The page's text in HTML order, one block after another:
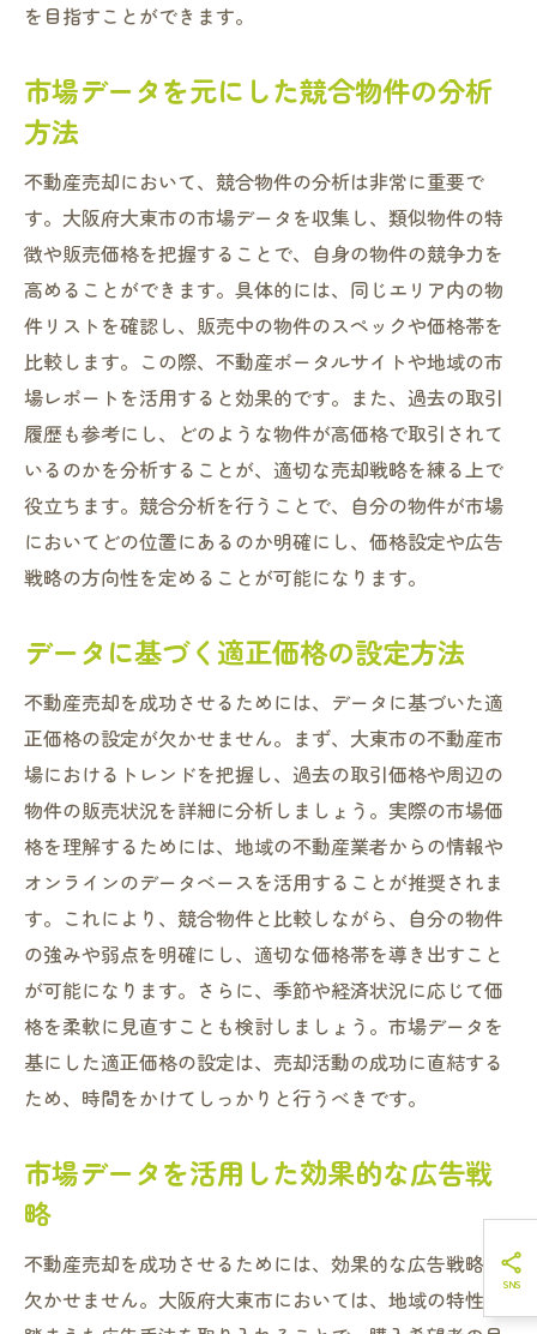
を目指すことができます。
市場データを元にした競合物件の分析
方法
不動産売却において、競合物件の分析は非常に重要で
す。大阪府大東市の市場データを収集し、類似物件の特
徴や販売価格を把握することで、自身の物件の競争力を
高めることができます。具体的には、同じエリア内の物
件リストを確認し、販売中の物件のスペックや価格帯を
比較します。この際、不動産ポータルサイトや地域の市
場レポートを活用すると効果的です。また、過去の取引
履歴も参考にし、どのような物件が高価格で取引されて
いるのかを分析することが、適切な売却戦略を練る上で
役立ちます。競合分析を行うことで、自分の物件が市場
においてどの位置にあるのか明確にし、価格設定や広告
戦略の方向性を定めることが可能になります。
データに基づく適正価格の設定方法
不動産売却を成功させるためには、データに基づいた適
正価格の設定が欠かせません。まず、大東市の不動産市
場におけるトレンドを把握し、過去の取引価格や周辺の
物件の販売状況を詳細に分析しましょう。実際の市場価
格を理解するためには、地域の不動産業者からの情報や
オンラインのデータベースを活用することが推奨されま
す。これにより、競合物件と比較しながら、自分の物件
の強みや弱点を明確にし、適切な価格帯を導き出すこと
が可能になります。さらに、季節や経済状況に応じて価
格を柔軟に見直すことも検討しましょう。市場データを
基にした適正価格の設定は、売却活動の成功に直結する
ため、時間をかけてしっかりと行うべきです。
市場データを活用した効果的な広告戦
略
不動産売却を成功させるためには、効果的な広告戦略が
欠かせません。大阪府大東市においては、地域の特性を